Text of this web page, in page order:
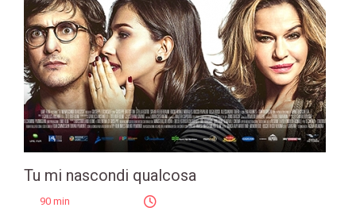
Tu mi nascondi qualcosa
90 min